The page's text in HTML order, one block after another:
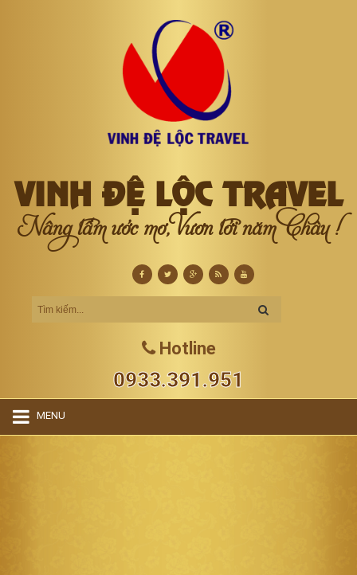
VINH ĐỆ LỘC TRAVEL
Nâng tầm ước mơ, Vươn tới năm Châu !
Hotline
0933.391.951
MENU